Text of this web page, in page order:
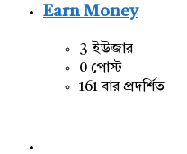
Earn Money
3 ইউজার
0 পোস্ট
161 বার প্রদর্শিত